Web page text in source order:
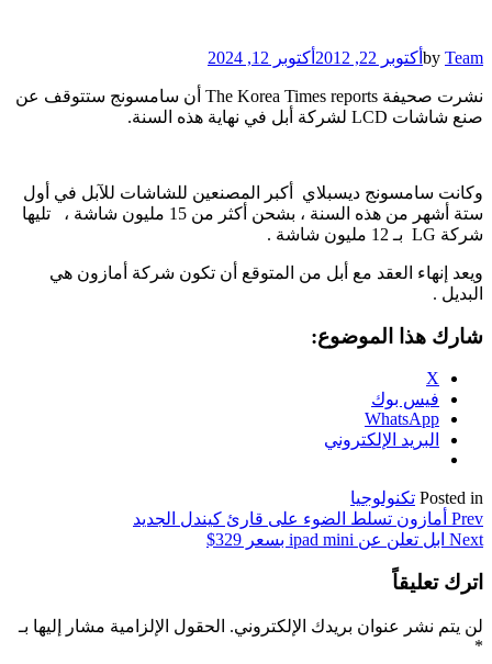
by Team
Posted
أكتوبر 22, 2012 أكتوبر 12, 2024
نشرت صحيفة The Korea Times reports أن سامسونج ستتوقف عن
صنع شاشات LCD لشركة أبل في نهاية هذه السنة.
وكانت سامسونج ديسبلاي أكبر المصنعين للشاشات للآبل في أول
ستة أشهر من هذه السنة ، بشحن أكثر من 15 مليون شاشة ، تليها
شركة LG بـ 12 مليون شاشة .
ويعد إنهاء العقد مع أبل من المتوقع أن تكون شركة أمازون هي
البديل .
شارك هذا الموضوع:
X
فيس بوك
WhatsApp
البريد الإلكتروني
Posted in تكنولوجيا
تصفّح
المقالات
Prev أمازون تسلط الضوء على قارئ كيندل الجديد
Next ابل تعلن عن ipad mini بسعر 329$
اترك تعليقاً
لن يتم نشر عنوان بريدك الإلكتروني. الحقول الإلزامية مشار إليها بـ
*